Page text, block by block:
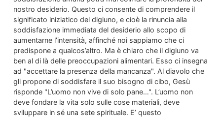
nostro desiderio. Questo ci consente di comprendere il
significato iniziatico del digiuno, e cioè la rinuncia alla
soddisfazione immediata del desiderio allo scopo di
aumentarne l’intensità, affinché noi sappiamo che ci
predispone a qualcos’altro. Ma è chiaro che il digiuno va
ben al di là delle preoccupazioni alimentari. Esso ci insegna
ad "accettare la presenza della mancanza". Al diavolo che
gli propone di soddisfare il suo bisogno di cibo, Gesù
risponde "L’uomo non vive di solo pane…". L’uomo non
deve fondare la vita solo sulle cose materiali, deve
sviluppare in sé una sete spirituale. E’ questo